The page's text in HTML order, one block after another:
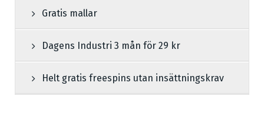
Gratis mallar
Dagens Industri 3 mån för 29 kr
Helt gratis freespins utan insättningskrav